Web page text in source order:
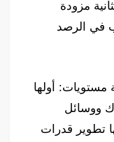
مزودة
في الرصد
مستويات: أولها
ووسائل
تطوير قدرات